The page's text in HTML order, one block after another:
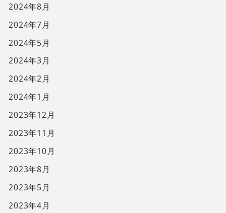
2024年8月
2024年7月
2024年5月
2024年3月
2024年2月
2024年1月
2023年12月
2023年11月
2023年10月
2023年8月
2023年5月
2023年4月